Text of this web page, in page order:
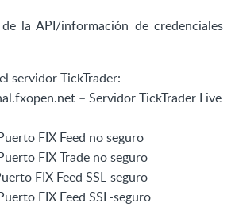
la API/información de credenciales
servidor TickTrader:
– Servidor TickTrader Live
FIX Feed no seguro
FIX Trade no seguro
FIX Feed SSL-seguro
FIX Feed SSL-seguro